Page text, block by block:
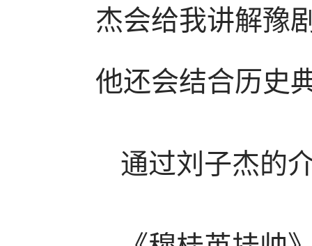
杰会给我讲解豫
他还会结合历史
通过刘子杰的